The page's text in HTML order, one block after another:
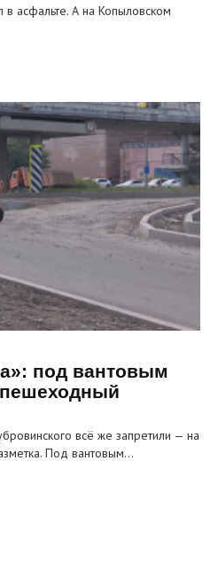
в асфальте. А на Копыловском
под вантовым
всё же запретили — на
Под вантовым…